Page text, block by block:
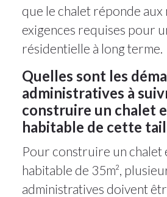
que le chalet réponde aux
exigences requises pour
résidentielle à long terme.
Quelles sont les
administratives à
construire un chalet
habitable de cette
Pour construire un chalet
habitable de 35m²,
administratives doivent